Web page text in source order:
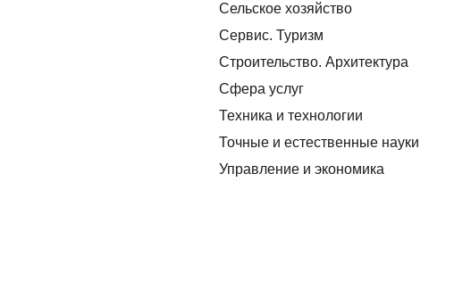
Сельское хозяйство
Сервис. Туризм
Строительство. Архитектура
Сфера услуг
Техника и технологии
Точные и естественные науки
Управление и экономика